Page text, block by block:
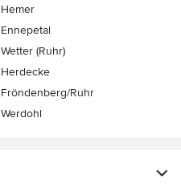
Hemer
Ennepetal
Wetter (Ruhr)
Herdecke
Fröndenberg/Ruhr
Werdohl